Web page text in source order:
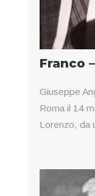
Franco
Giuseppe
Roma il 14
Lorenzo, da